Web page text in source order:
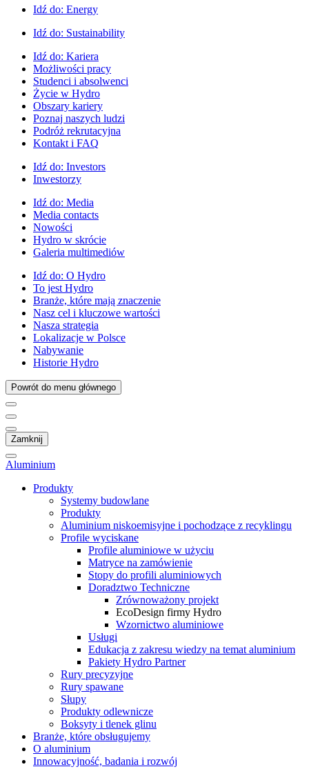
Idź do: Energy
Idź do: Sustainability
Idź do: Kariera
Możliwości pracy
Studenci i absolwenci
Życie w Hydro
Obszary kariery
Poznaj naszych ludzi
Podróż rekrutacyjna
Kontakt i FAQ
Idź do: Investors
Inwestorzy
Idź do: Media
Media contacts
Nowości
Hydro w skrócie
Galeria multimediów
Idź do: O Hydro
To jest Hydro
Branże, które mają znaczenie
Nasz cel i kluczowe wartości
Nasza strategia
Lokalizacje w Polsce
Nabywanie
Historie Hydro
Powrót do menu głównego
Zamknij
Aluminium
Produkty
Systemy budowlane
Produkty
Aluminium niskoemisyjne i pochodzące z recyklingu
Profile wyciskane
Profile aluminiowe w użyciu
Matryce na zamówienie
Stopy do profili aluminiowych
Doradztwo Techniczne
Zrównoważony projekt
EcoDesign firmy Hydro
Wzornictwo aluminiowe
Usługi
Edukacja z zakresu wiedzy na temat aluminium
Pakiety Hydro Partner
Rury precyzyjne
Rury spawane
Słupy
Produkty odlewnicze
Boksyty i tlenek glinu
Branże, które obsługujemy
O aluminium
Innowacyjność, badania i rozwój